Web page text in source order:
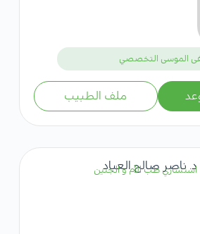
الموسى التخصصي
ملف الطبيب
د. ناصر صالح العباد
استشاري طب الأم و الجنين